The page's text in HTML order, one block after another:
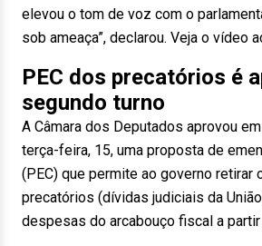
elevou o tom de voz com o
sob ameaça”, declarou. Veja o vídeo
PEC dos precatórios é
segundo turno
A Câmara dos Deputados aprovou
terça-feira, 15, uma proposta de
(PEC) que permite ao governo retirar
precatórios (dívidas judiciais da
despesas do arcabouço fiscal a partir